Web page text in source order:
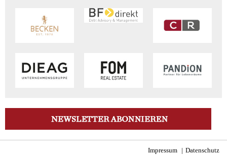
Impressum Datenschutz